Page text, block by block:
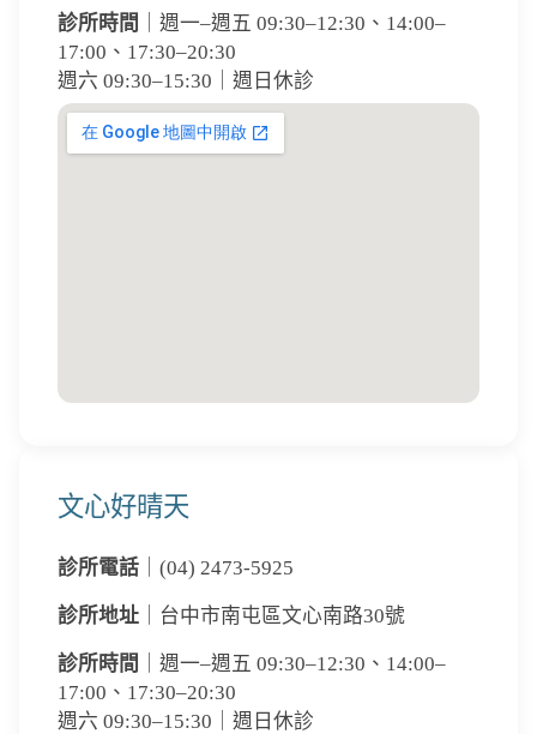
診所時間
｜週一–週五 09:30–12:30、14:00–
17:00、17:30–20:30
週六 09:30–15:30｜週日休診
文心好晴天
診所電話 ｜(04) 2473-5925
診所地址 ｜台中市南屯區文心南路30號
診所時間
｜週一–週五 09:30–12:30、14:00–
17:00、17:30–20:30
週六 09:30–15:30｜週日休診